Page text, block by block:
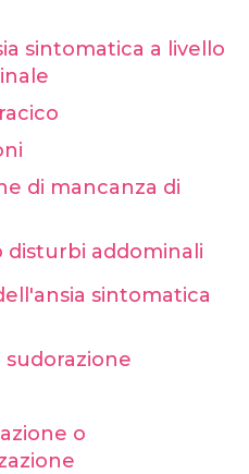
sintomatica a livello
di mancanza di
disturbi addominali
sintomatica
o